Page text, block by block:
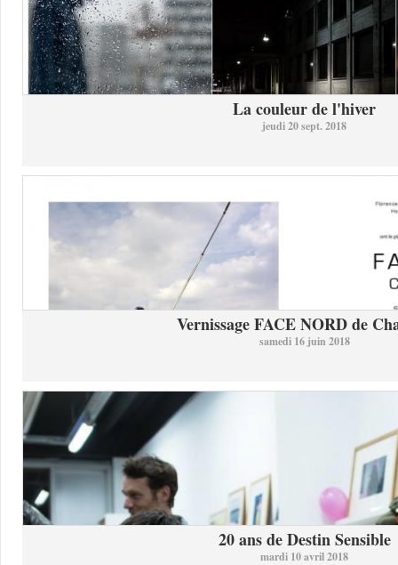
La couleur de l'hiver
jeudi 20 sept. 2018
Vernissage FACE NORD de
samedi 16 juin 2018
20 ans de Destin Sensible
mardi 10 avril 2018